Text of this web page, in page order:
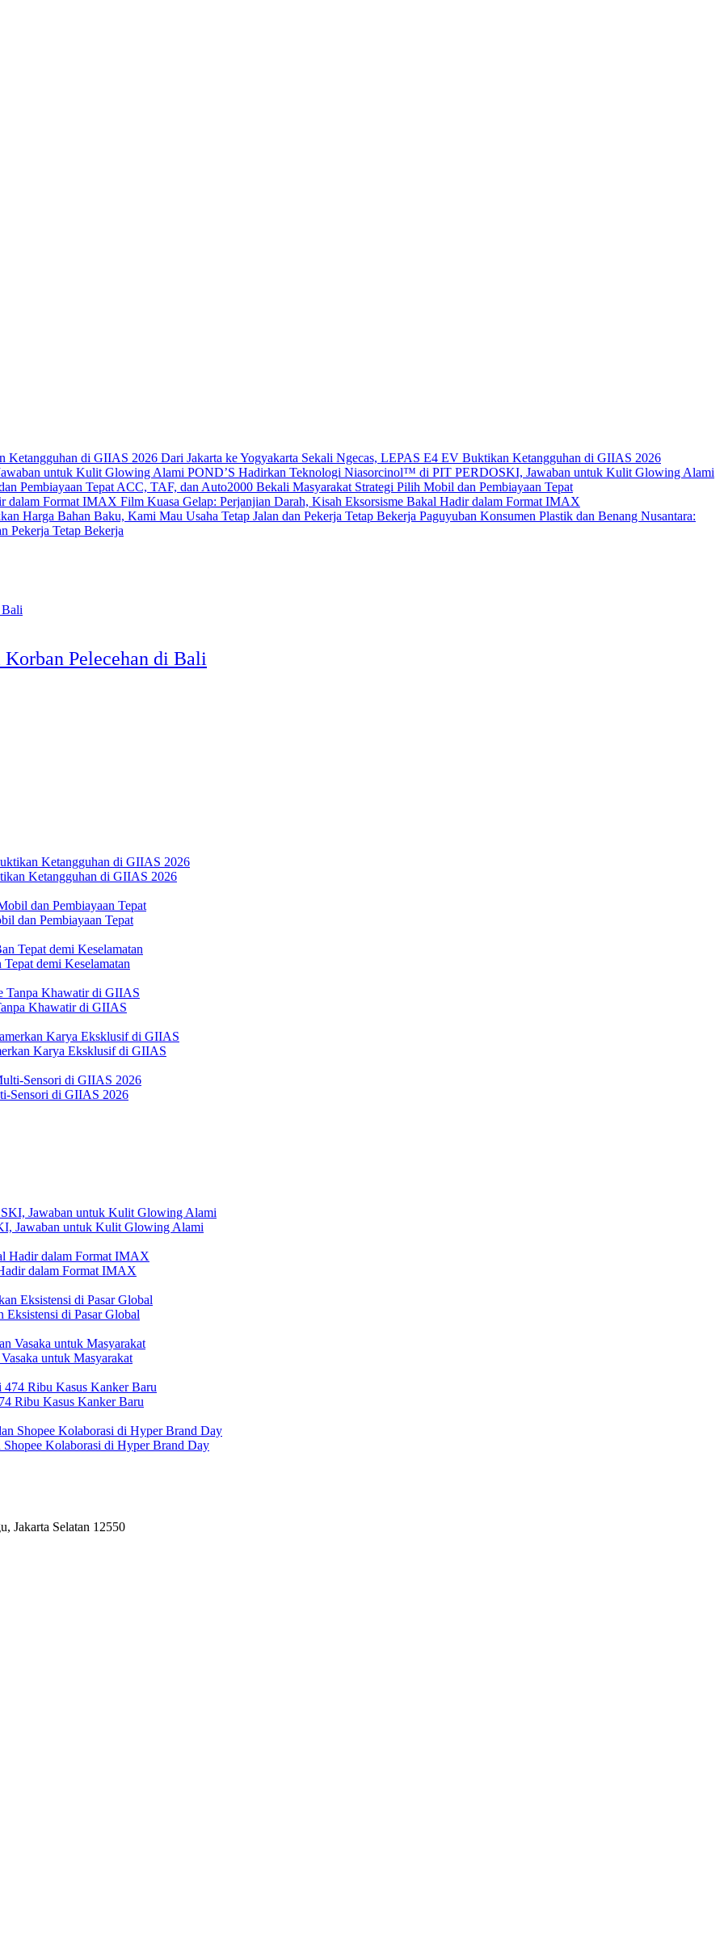
Dari Jakarta ke Yogyakarta Sekali Ngecas, LEPAS E4 EV Buktikan Ketangguhan di GIIAS 2026
POND’S Hadirkan Teknologi Niasorcinol™ di PIT PERDOSKI, Jawaban untuk Kulit Glowing Alami
ACC, TAF, dan Auto2000 Bekali Masyarakat Strategi Pilih Mobil dan Pembiayaan Tepat
Film Kuasa Gelap: Perjanjian Darah, Kisah Eksorsisme Bakal Hadir dalam Format IMAX
Paguyuban Konsumen Plastik dan Benang Nusantara:
Pekerja Tetap Bekerja
Pelecehan di Bali
Ketangguhan di GIIAS 2026
dan Pembiayaan Tepat
demi Keselamatan
Khawatir di GIIAS
Karya Eksklusif di GIIAS
Sensori di GIIAS 2026
Jawaban untuk Kulit Glowing Alami
dalam Format IMAX
di Pasar Global
untuk Masyarakat
Ribu Kasus Kanker Baru
Kolaborasi di Hyper Brand Day
Jakarta Selatan 12550